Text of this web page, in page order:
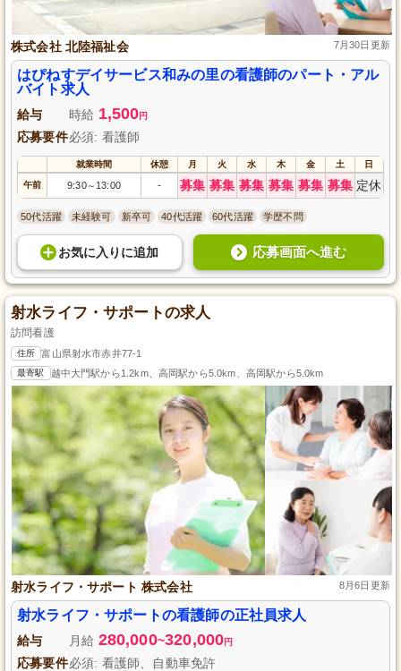
株式会社 北陸福祉会 7月30日更新
はぴねすデイサービス和みの里の看護師のパート・アル
バイト求人
給与 時給 1,500円
応募要件必須: 看護師
就業時間 休憩 月 火 水 木 金 土 日
午前 9:30～ 13:00 - 募集 募集 募集 募集 募集 募集 定休
50代活躍 未経験可 新卒可 40代活躍 60代活躍 学歴不問
お気に入り に追加 応募画面へ進む
射水ライフ・サポートの求人
訪問看護
住所 富山県射水市赤井77-1
最寄駅 越中大門駅から1.2km、高岡駅から5.0km、高岡駅から5.0km
射水ライフ・サポート 株式会社 8月6日更新
射水ライフ・サポートの看護師の正社員求人
給与 月給 280,000~320,000円
応募要件必須: 看護師、自動車免許